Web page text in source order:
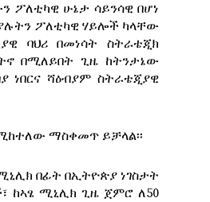
ፖለቲካዊ ሁኔታ ሳይንሳዊ በሆነ
ፖለቲካዊ ሃይሎች ካላቸው
ባህሪ በመነሳት ስትራቴጂክ
በሚለይበት ጊዜ ከትንታኔው
ነበርና ሻዕብያም ስትራቴጂያዊ
ማስቀመጥ ይቻላል፡፡
በፊት በኢትዮጵያ ነገስታት
ከኣፄ ሚኒሊክ ጊዜ ጀምሮ ለ50